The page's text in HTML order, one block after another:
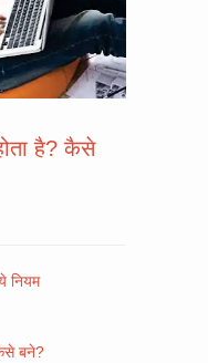
है? कैसे
नियम
बने?